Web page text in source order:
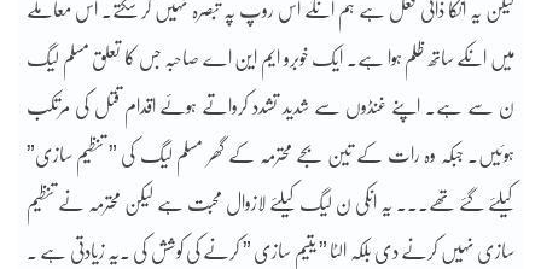
لیکن یہ انکا ذاتی فعل ہے ہم انکے اس روپ پہ تبصرہ نہیں کر سکتے۔ اس معاملے
میں انکے ساتھ ظلم ہوا ہے۔ ایک خوبرو ایم این اے صاحبہ جس کا تعلق مسلم لیگ
ن سے ہے۔ اپنے غنڈوں سے شدید تشدد کرواتے ہوئے اقدام قتل کی مرتکب
ہوئیں۔ جبکہ وہ رات کے تین بجے محترمہ کے گھر مسلم لیگ کی ” تنظیم سازی”
کیلئے گئے تھے۔۔۔ یہ انکی ن لیگ کیلئے لازوال محبت ہے لیکن محترمہ نے تنظیم
سازی نہیں کرنے دی بلکہ الٹا ” یتیم سازی ” کرنے کی کوشش کی ۔یہ زیادتی ہے ۔